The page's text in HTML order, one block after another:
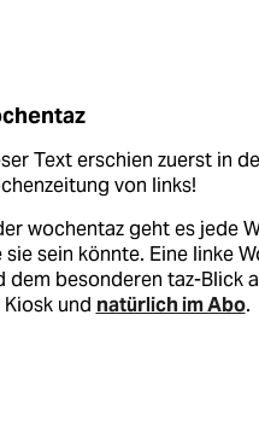
Text erschien zuerst in
von links!
wochentaz geht es jede
sie sein könnte. Eine linke
dem besonderen taz-Blick
Kiosk und natürlich im Abo.